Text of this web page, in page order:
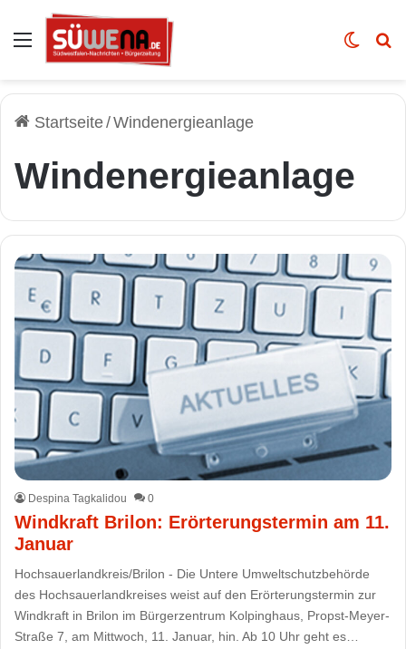
Auswahl Skin
Startseite/Windenergieanlage
Windenergieanlage
Despina Tagkalidou 0
Windkraft Brilon: Erörterungstermin am 11.
Januar
Hochsauerlandkreis/Brilon - Die Untere Umweltschutzbehörde
des Hochsauerlandkreises weist auf den Erörterungstermin zur
Windkraft in Brilon im Bürgerzentrum Kolpinghaus, Propst-Meyer-
Straße 7, am Mittwoch, 11. Januar, hin. Ab 10 Uhr geht es…